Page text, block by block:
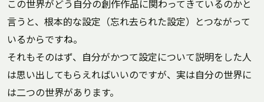
この世界がどう自分の創作作品に関わってきているのかと
言うと、根本的な設定（忘れ去られた設定）とつながって
いるからですね。
それもそのはず、自分がかつて設定について説明をした人
は思い出してもらえればいいのですが、実は自分の世界に
は二つの世界があります。